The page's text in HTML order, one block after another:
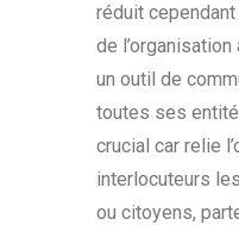
réduit
de
un outil de
toutes ses
crucial car relie
interlocuteurs
ou citoyens,